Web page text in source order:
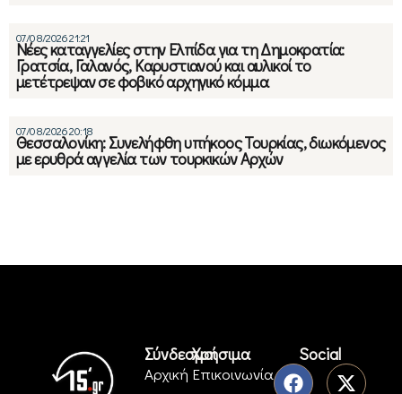
07/08/2026 21:21
Νέες καταγγελίες στην Ελπίδα για τη Δημοκρατία:
Γρατσία, Γαλανός, Καρυστιανού και αυλικοί το
μετέτρεψαν σε φοβικό αρχηγικό κόμμα
07/08/2026 20:18
Θεσσαλονίκη: Συνελήφθη υπήκοος Τουρκίας, διωκόμενος
με ερυθρά αγγελία των τουρκικών Αρχών
Σύνδεσμοι
Αρχική
Χρήσιμα
Επικοινωνία
Social